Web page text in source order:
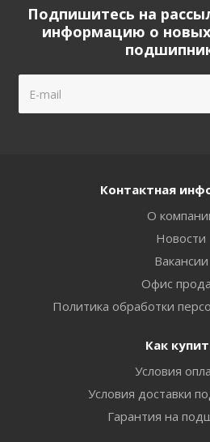
Подпишитесь на
информацию о новых
Контактная
О
Новости
Вакансии
Офис
Политика обработки
Как
Условия
Условия доставки
Гарантия на